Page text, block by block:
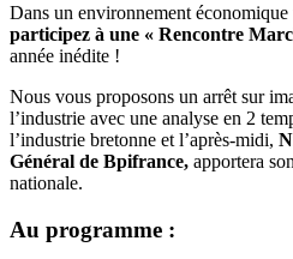
Dans un environnement
participez à une « Rencontre
année inédite !
Nous vous proposons un arrêt sur
l’industrie avec une analyse en 2
l’industrie bretonne et l’après-midi,
Général de Bpifrance, apportera
nationale.
Au programme :